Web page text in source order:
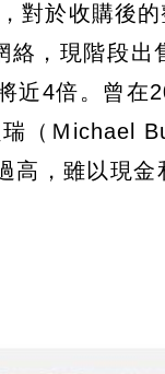
對於收購後的
，現階段出
近4倍。曾在
（Ｍichael
高，雖以現